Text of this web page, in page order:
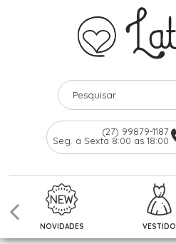
(27) 99879-1187
Seg. a Sexta 8:00 as 18:00
NOVIDADES VESTIDO